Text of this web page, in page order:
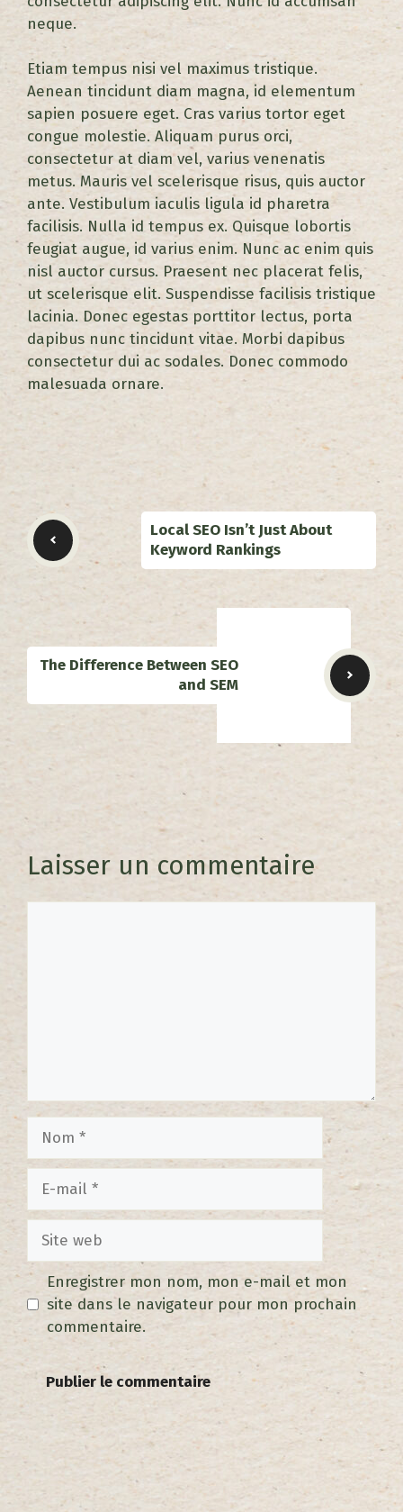
neque.
Etiam tempus nisi vel maximus tristique.
Aenean tincidunt diam magna, id elementum
sapien posuere eget. Cras varius tortor eget
congue molestie. Aliquam purus orci,
consectetur at diam vel, varius venenatis
metus. Mauris vel scelerisque risus, quis auctor
ante. Vestibulum iaculis ligula id pharetra
facilisis. Nulla id tempus ex. Quisque lobortis
feugiat augue, id varius enim. Nunc ac enim quis
nisl auctor cursus. Praesent nec placerat felis,
ut scelerisque elit. Suspendisse facilisis tristique
lacinia. Donec egestas porttitor lectus, porta
dapibus nunc tincidunt vitae. Morbi dapibus
consectetur dui ac sodales. Donec commodo
malesuada ornare.
Local SEO Isn’t Just About
Keyword Rankings
The Difference Between SEO
and SEM
Laisser un commentaire
Enregistrer mon nom, mon e-mail et mon
site dans le navigateur pour mon prochain
commentaire.